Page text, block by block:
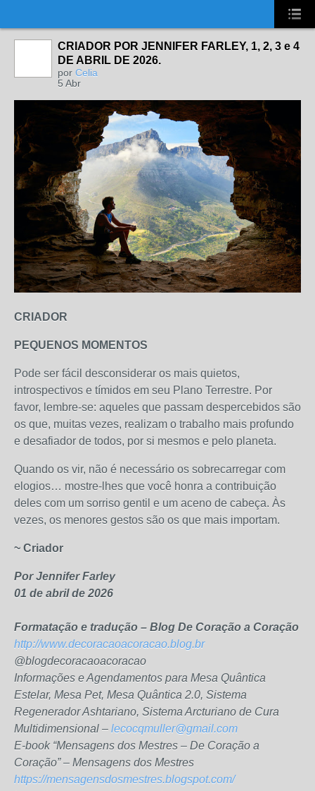
CRIADOR POR JENNIFER FARLEY, 1, 2, 3 e 4
DE ABRIL DE 2026.
por Celia
5 Abr
CRIADOR
PEQUENOS MOMENTOS
Pode ser fácil desconsiderar os mais quietos,
introspectivos e tímidos em seu Plano Terrestre. Por
favor, lembre-se: aqueles que passam despercebidos são
os que, muitas vezes, realizam o trabalho mais profundo
e desafiador de todos, por si mesmos e pelo planeta.
Quando os vir, não é necessário os sobrecarregar com
elogios… mostre-lhes que você honra a contribuição
deles com um sorriso gentil e um aceno de cabeça. Às
vezes, os menores gestos são os que mais importam.
~ Criador
Por Jennifer Farley
01 de abril de 2026
Formatação e tradução – Blog De Coração a Coração
http://www.decoracaoacoracao.blog.br
@blogdecoracaoacoracao
Informações e Agendamentos para Mesa Quântica
Estelar, Mesa Pet, Mesa Quântica 2.0, Sistema
Regenerador Ashtariano, Sistema Arcturiano de Cura
Multidimensional – lecocqmuller@gmail.com
E-book “Mensagens dos Mestres – De Coração a
Coração” – Mensagens dos Mestres
https://mensagensdosmestres.blogspot.com/